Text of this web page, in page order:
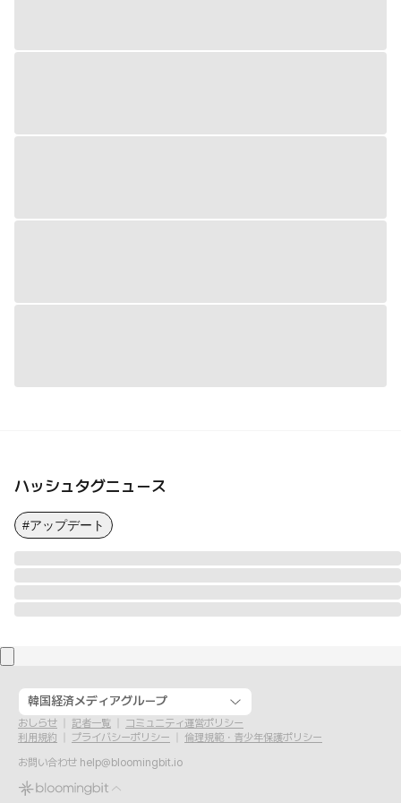
ハッシュタグニュース
#アップデート
韓国経済メディアグループ
おしらせ 記者一覧
コミュニティ運営ポリシー
利用規約
プライバシーポリシー
倫理規範・青少年保護ポリシー
お問い合わせ help@bloomingbit.io